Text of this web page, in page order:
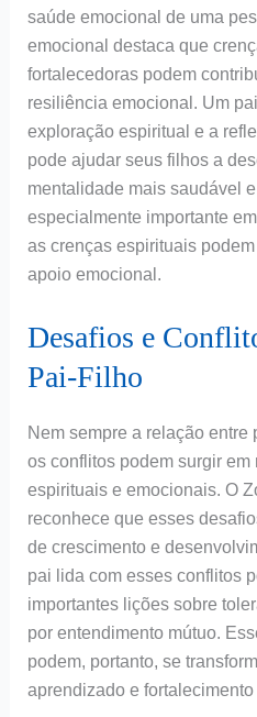
saúde emocional de uma
emocional destaca que
fortalecedoras podem
resiliência emocional. Um
exploração espiritual e a
pode ajudar seus filhos a
mentalidade mais saudável
especialmente importante
as crenças espirituais
apoio emocional.
Desafios e
Pai-Filho
Nem sempre a relação entre
os conflitos podem surgir em
espirituais e emocionais. O
reconhece que esses
de crescimento e
pai lida com esses conflitos
importantes lições sobre
por entendimento mútuo.
podem, portanto, se
aprendizado e